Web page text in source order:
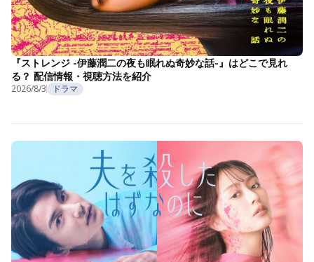
『ストレンジ -伊藤潤二の夜も眠れぬ奇妙な話-』はどこで見れ
る？ 配信情報・視聴方法を紹介
2026/8/3 ドラマ